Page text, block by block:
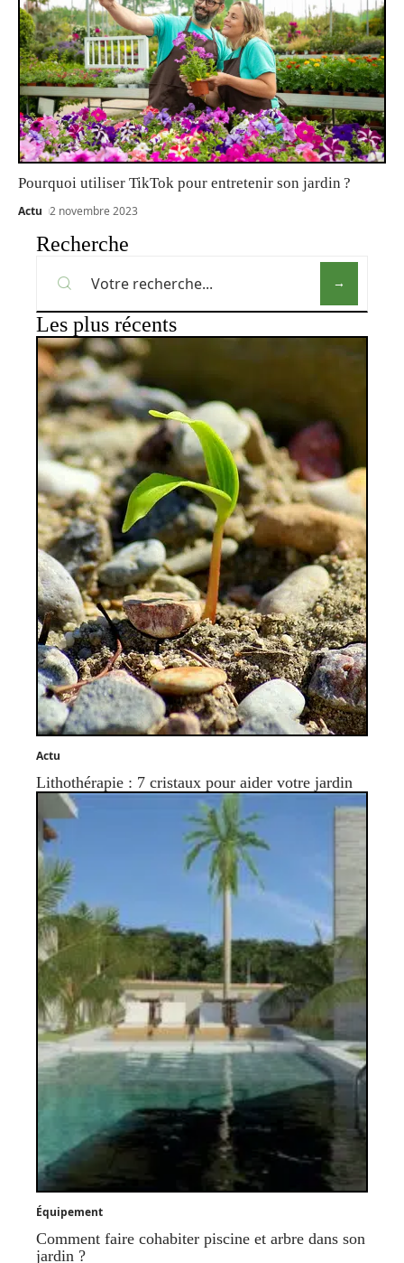
Pourquoi utiliser TikTok pour entretenir son jardin ?
Actu 2 novembre 2023
Recherche
Les plus récents
Actu
Lithothérapie : 7 cristaux pour aider votre jardin
Équipement
Comment faire cohabiter piscine et arbre dans son
jardin ?